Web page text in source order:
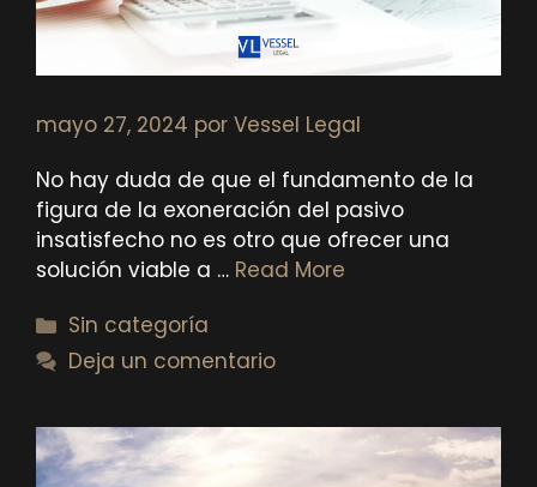
mayo 27, 2024 por Vessel Legal
No hay duda de que el fundamento de la
figura de la exoneración del pasivo
insatisfecho no es otro que ofrecer una
solución viable a … Read More
Categorías
Sin categoría
Deja un comentario